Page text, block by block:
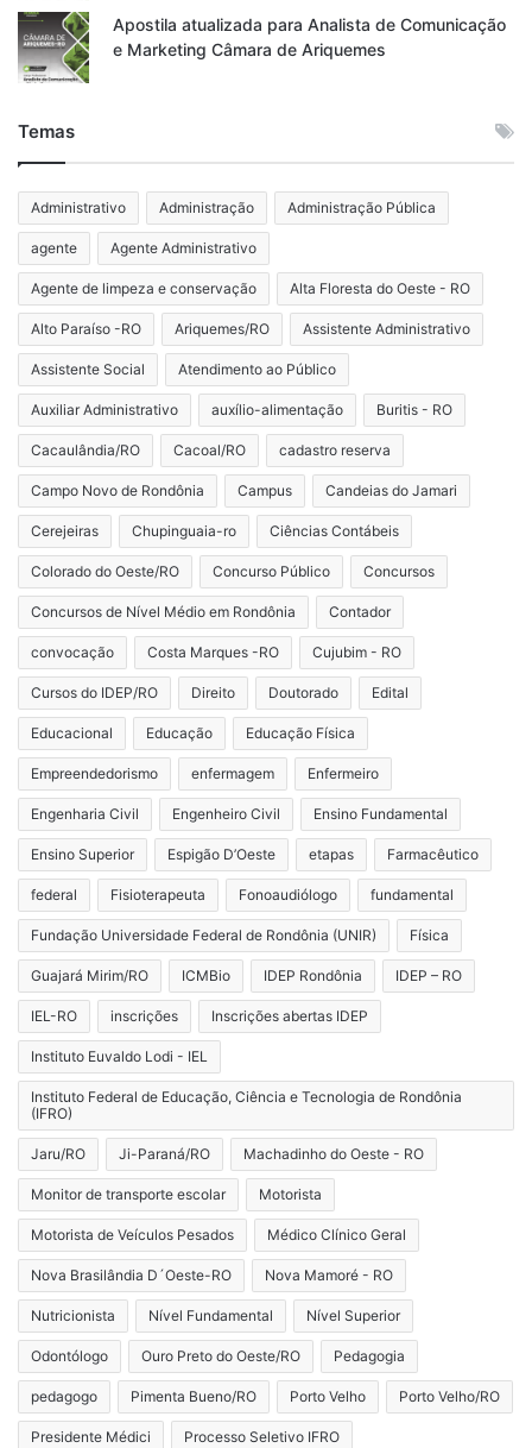
Apostila atualizada para Analista de Comunicação
e Marketing Câmara de Ariquemes
Temas
Administrativo Administração Administração Pública
agente Agente Administrativo
Agente de limpeza e conservação Alta Floresta do Oeste - RO
Alto Paraíso -RO Ariquemes/RO Assistente Administrativo
Assistente Social Atendimento ao Público
Auxiliar Administrativo auxílio-alimentação Buritis - RO
Cacaulândia/RO Cacoal/RO cadastro reserva
Campo Novo de Rondônia Campus Candeias do Jamari
Cerejeiras Chupinguaia-ro Ciências Contábeis
Colorado do Oeste/RO Concurso Público Concursos
Concursos de Nível Médio em Rondônia Contador
convocação Costa Marques -RO Cujubim - RO
Cursos do IDEP/RO Direito Doutorado Edital
Educacional Educação Educação Física
Empreendedorismo enfermagem Enfermeiro
Engenharia Civil Engenheiro Civil Ensino Fundamental
Ensino Superior Espigão D’Oeste etapas Farmacêutico
federal Fisioterapeuta Fonoaudiólogo fundamental
Fundação Universidade Federal de Rondônia (UNIR) Física
Guajará Mirim/RO ICMBio IDEP Rondônia IDEP – RO
IEL-RO inscrições Inscrições abertas IDEP
Instituto Euvaldo Lodi - IEL
Instituto Federal de Educação, Ciência e Tecnologia de Rondônia
(IFRO)
Jaru/RO Ji-Paraná/RO Machadinho do Oeste - RO
Monitor de transporte escolar Motorista
Motorista de Veículos Pesados Médico Clínico Geral
Nova Brasilândia D´Oeste-RO Nova Mamoré - RO
Nutricionista Nível Fundamental Nível Superior
Odontólogo Ouro Preto do Oeste/RO Pedagogia
pedagogo Pimenta Bueno/RO Porto Velho Porto Velho/RO
Presidente Médici Processo Seletivo IFRO